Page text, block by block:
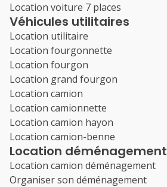
Location voiture 7 places
Véhicules utilitaires
Location utilitaire
Location fourgonnette
Location fourgon
Location grand fourgon
Location camion
Location camionnette
Location camion hayon
Location camion-benne
Location déménagement
Location camion déménagement
Organiser son déménagement